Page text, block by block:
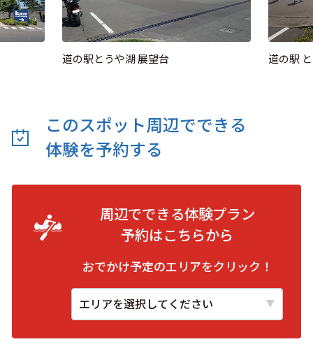
道の駅とうや湖 展望台 道の駅
このスポット周辺でできる
体験を予約する
周辺でできる体験プラン
予約はこちらから
おでかけ予定のエリアをクリック！